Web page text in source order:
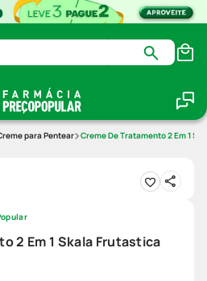
para Pentear Creme De Tratamento 2 Em 1
2 Em 1 Skala Frutastica